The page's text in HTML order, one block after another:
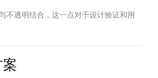
不透明结合，这一点对于设计验证和用